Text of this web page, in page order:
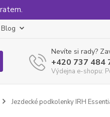
Blog
Nevíte si rady?
+420 737 484
Výdejna e-shopu:
Jezdecké podkolenky IRH